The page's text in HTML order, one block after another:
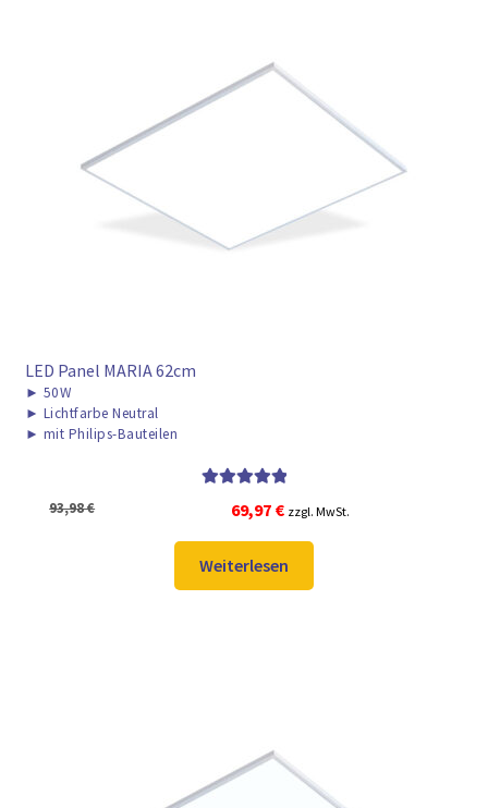
LED Panel MARIA 62cm
► 50W
► Lichtfarbe Neutral
► mit Philips-Bauteilen
von 5
93,98€
Ursprünglicher
Preis
war:
93,98 €
69,97 €Aktueller
Preis
ist:
69,97 €.
zzgl. MwSt.
Weiterlesen